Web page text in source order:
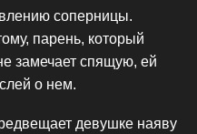
соперницы.
парень, который
замечает спящую, ей
о нем.
девушке наяву